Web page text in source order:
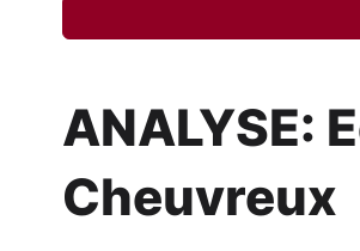
Finanz-Check
Abo & Shop
ANALYSE:
Cheuvreux